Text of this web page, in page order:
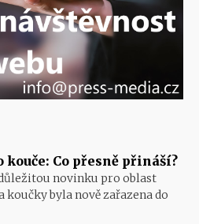
Co přesně přináší?
novinku pro oblast
koučky byla nově zařazena do